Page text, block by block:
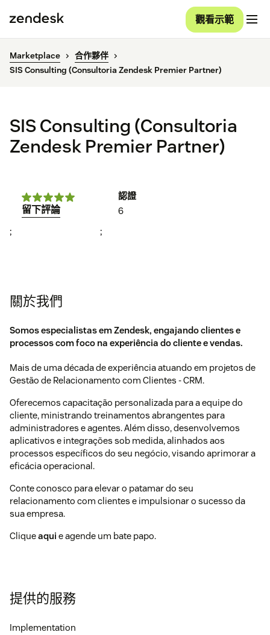
觀看示範
Marketplace
合作夥伴
SIS Consulting (Consultoria Zendesk Premier Partner)
SIS Consulting (Consultoria
Zendesk Premier Partner)
留下評論
認證
6
; ;
關於我們
Somos especialistas em Zendesk, engajando clientes e
processos com foco na experiência do cliente e vendas.
Mais de uma década de experiência atuando em projetos de
Gestão de Relacionamento com Clientes - CRM.
Oferecemos capacitação personalizada para a equipe do
cliente, ministrando treinamentos abrangentes para
administradores e agentes. Além disso, desenvolvemos
aplicativos e integrações sob medida, alinhados aos
processos específicos do seu negócio, visando aprimorar a
eficácia operacional.
Conte conosco para elevar o patamar do seu
relacionamento com clientes e impulsionar o sucesso da
sua empresa.
Cliqueaqui e agende um bate papo.
提供的服務
Implementation